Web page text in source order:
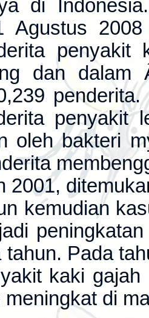
di
Agustus
penyakit
dan dalam
penyakit
oleh bakteri
2001,
kemudian
tahun. Pada
kaki
di